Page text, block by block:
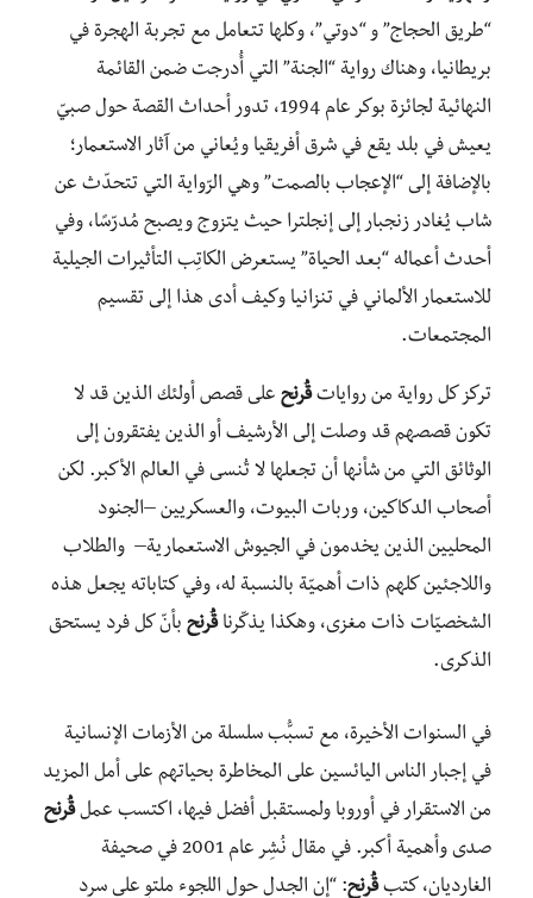
“طريق الحجاج” و “دوتي”، وكلها تتعامل مع تجربة الهجرة في
بريطانيا، وهناك رواية “الجنة” التي أُدرجت ضمن القائمة
النهائية لجائزة بوكر عام 1994، تدور أحداث القصة حول صبيّ
يعيش في بلد يقع في شرق أفريقيا ويُعاني من آثار الاستعمار؛
بالإضافة إلى “الإعجاب بالصمت” وهي الرّواية التي تتحدّث عن
شاب يُغادر زنجبار إلى إنجلترا حيث يتزوج ويصبح مُدرّسًا، وفي
أحدث أعماله “بعد الحياة” يستعرض الكاتِب التأثيرات الجيلية
للاستعمار الألماني في تنزانيا وكيف أدى هذا إلى تقسيم
المجتمعات.
تركز كل رواية من رواياتقُرنح على قصص أولئك الذين قد لا
تكون قصصهم قد وصلت إلى الأرشيف أو الذين يفتقرون إلى
الوثائق التي من شأنها أن تجعلها لا تُنسى في العالم الأكبر. لكن
أصحاب الدكاكين، وربات البيوت، والعسكريين –الجنود
المحليين الذين يخدمون في الجيوش الاستعمارية– والطلاب
واللاجئين كلهم ذات أهميّة بالنسبة له، وفي كتاباته يجعل هذه
الشخصيّات ذات مغزى، وهكذا يذكّرناقُرنح بأنّ كل فرد يستحق
الذكرى.
في السنوات الأخيرة، مع تسبُّب سلسلة من الأزمات الإنسانية
في إجبار الناس اليائسين على المخاطرة بحياتهم على أمل المزيد
من الاستقرار في أوروبا ولمستقبل أفضل فيها، اكتسب عملقُرنح
صدى وأهمية أكبر. في مقال نُشِر عام 2001 في صحيفة
الغارديان، كتبقُرنح: “إن الجدل حول اللجوء ملتوٍ على سرد